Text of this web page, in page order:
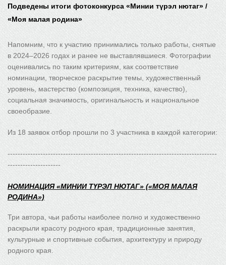
Подведены итоги фотоконкурса «Минии түрэл нютаг» /
«Моя малая родина»
Напомним, что к участию принимались только работы, снятые
в 2024–2026 годах и ранее не выставлявшиеся. Фотографии
оценивались по таким критериям, как соответствие
номинации, творческое раскрытие темы, художественный
уровень, мастерство (композиция, техника, качество),
социальная значимость, оригинальность и национальное
своеобразие.
Из 18 заявок отбор прошли по 3 участника в каждой категории:
-----------------------------------------------------------------------------------
---------------------
НОМИНАЦИЯ «МИНИИ ТҮРЭЛ НЮТАГ» («МОЯ МАЛАЯ
РОДИНА»)
Три автора, чьи работы наиболее полно и художественно
раскрыли красоту родного края, традиционные занятия,
культурные и спортивные события, архитектуру и природу
родного края.